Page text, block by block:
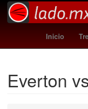
Inicio
Everton